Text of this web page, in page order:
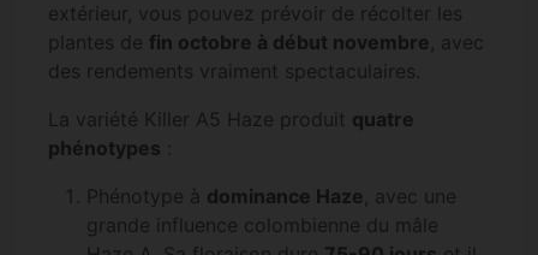
extérieur, vous pouvez prévoir de récolter les
plantes de fin octobre à début novembre, avec
des rendements vraiment spectaculaires.
La variété Killer A5 Haze produit quatre
phénotypes :
Phénotype à dominance Haze, avec une
grande influence colombienne du mâle